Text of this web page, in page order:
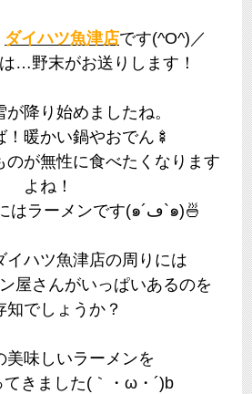
ダイハツ魚津店です(^O^)／
…野末がお送りします！
降り始めましたね。
！暖かい鍋やおでん🍢
のが無性に食べたくなります
よね！
僕は寒いときにはラーメンです(๑´ڡ`๑)🍜
イハツ魚津店の周りには
屋さんがいっぱいあるのを
知でしょうか？
美味しいラーメンを
きました(｀・ω・´)b